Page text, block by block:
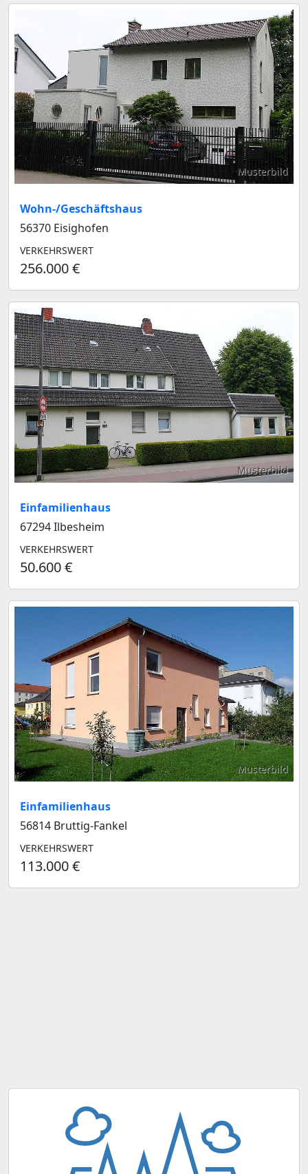
Musterbild
Wohn-/Geschäftshaus
56370 Eisighofen
VERKEHRSWERT
256.000 €
Musterbild
Einfamilienhaus
67294 Ilbesheim
VERKEHRSWERT
50.600 €
Musterbild
Einfamilienhaus
56814 Bruttig-Fankel
VERKEHRSWERT
113.000 €